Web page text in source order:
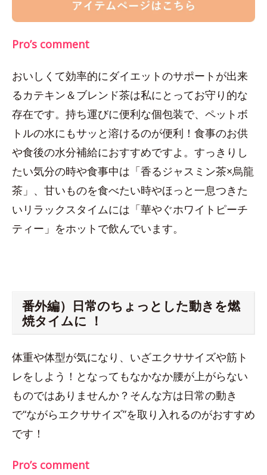
Pro’s comment
おいしくて効率的にダイエットのサポートが出来
るカテキン＆ブレンド茶は私にとってお守り的な
存在です。持ち運びに便利な個包装で、ペットボ
トルの水にもサッと溶けるのが便利！食事のお供
や食後の水分補給におすすめですよ。すっきりし
たい気分の時や食事中は「香るジャスミン茶×烏龍
茶」、甘いものを食べたい時やほっと一息つきた
いリラックスタイムには「華やぐホワイトピーチ
ティー」をホットで飲んでいます。
番外編）日常のちょっとした動きを燃
焼タイムに ！
体重や体型が気になり、いざエクササイズや筋ト
レをしよう！となってもなかなか腰が上がらない
ものではありませんか？そんな方は日常の動き
で“ながらエクササイズ”を取り入れるのがおすすめ
です！
Pro’s comment